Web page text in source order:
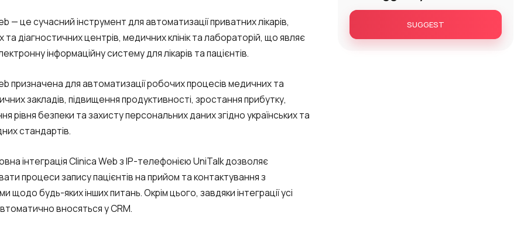
— це сучасний інструмент для автоматизації приватних лікарів,
діагностичних центрів, медичних клінік та лабораторій, що являє
інформаційну систему для лікарів та пацієнтів.
призначена для автоматизації робочих процесів медичних та
закладів, підвищення продуктивності, зростання прибутку,
рівня безпеки та захисту персональних даних згідно українських та
стандартів.
інтеграція Clinica Web з IP-телефонією UniTalk дозволяє
процеси запису пацієнтів на прийом та контактування з
щодо будь-яких інших питань. Окрім цього, завдяки інтеграції усі
вносяться у CRM.
SUGGEST